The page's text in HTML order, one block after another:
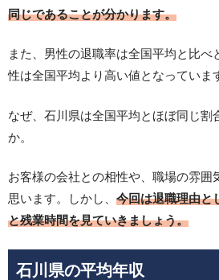
同じであることが分かります。
また、男性の退職率は全国平均と比べ
性は全国平均より高い値となっていま
なぜ、石川県は全国平均とほぼ同じ割
か。
お客様の会社との相性や、職場の雰囲
思います。しかし、 今回は退職理由と
と残業時間を見ていきましょう。
石川県の平均年収